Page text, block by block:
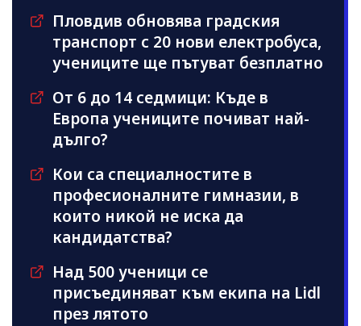
Пловдив обновява градския
транспорт с 20 нови електробуса,
учениците ще пътуват безплатно
От 6 до 14 седмици: Къде в
Европа учениците почиват най-
дълго?
Кои са специалностите в
професионалните гимназии, в
които никой не иска да
кандидатства?
Над 500 ученици се
присъединяват към екипа на Lidl
през лятото